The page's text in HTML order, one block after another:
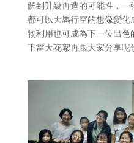
解到升級再造的可能性，
都可以天馬行空的想像變化
物利用也可成為下一位出色
下當天花絮再跟大家分享呢